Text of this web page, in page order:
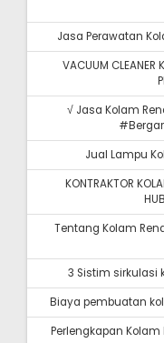
Jasa Perawatan
VACUUM CLEANER
√ Jasa Kolam
Jual Lampu
KONTRAKTOR
Tentang Kolam
3 Sistim sirkulasi
Biaya pembuatan
Perlengkapan